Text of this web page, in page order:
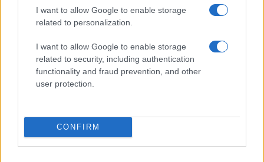
I want to allow Google to enable storage
related to personalization.
I want to allow Google to enable storage
related to security, including authentication
functionality and fraud prevention, and other
user protection.
CONFIRM
Lamezia International Film Fest: arte e cultura si